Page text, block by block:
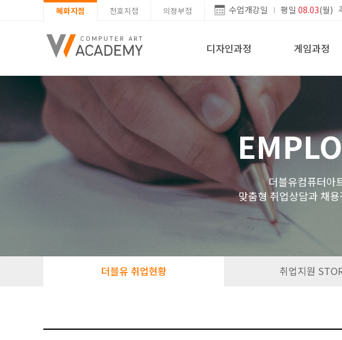
혜화지점 천호지점 의정부점 수업개강일 평일 08.03(월)
디자인과정 게임과정
더블유컴퓨터아
맞춤형 취업상담과 채
더블유 취업현황 취업지원